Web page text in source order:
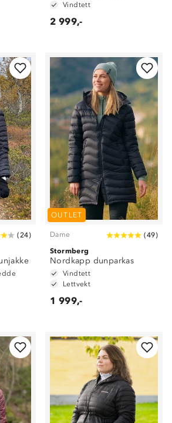
Vindtett
2 999,-
(24)
OUTLET
Dame (49)
Stormberg
Nordkapp dunparkas
Vindtett
Lettvekt
1 999,-